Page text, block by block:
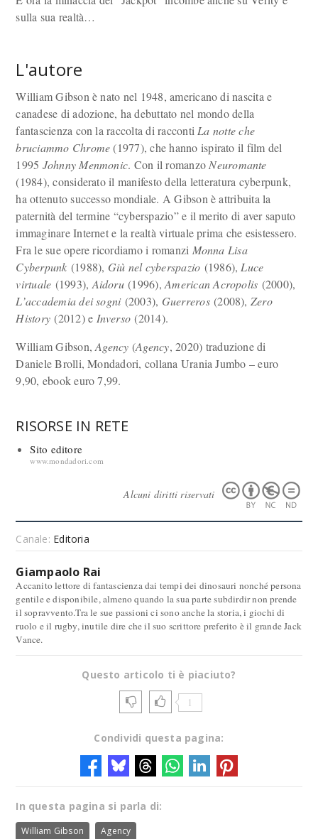
sulla sua realtà…
L'autore
William Gibson è nato nel 1948, americano di nascita e
canadese di adozione, ha debuttato nel mondo della
fantascienza con la raccolta di racconti La notte che
bruciammo Chrome(1977), che hanno ispirato il film del
1995 Johnny Menmonic. Con il romanzo Neuromante
(1984), considerato il manifesto della letteratura cyberpunk,
ha ottenuto successo mondiale. A Gibson è attribuita la
paternità del termine “cyberspazio” e il merito di aver saputo
immaginare Internet e la realtà virtuale prima che esistessero.
Fra le sue opere ricordiamo i romanzi Monna Lisa
Cyberpunk (1988), Giù nel cyberspazio (1986), Luce
virtuale (1993), Aidoru(1996),American Acropolis (2000),
L’accademia dei sogni(2003), Guerreros(2008), Zero
History (2012) e Inverso (2014).
William Gibson,Agency (Agency, 2020) traduzione di
Daniele Brolli, Mondadori, collana Urania Jumbo – euro
9,90, ebook euro 7,99.
RISORSE IN RETE
Sito editore
www.mondadori.com
Alcuni diritti riservati
Canale: Editoria
Giampaolo Rai
Accanito lettore di fantascienza dai tempi dei dinosauri nonché persona
gentile e disponibile, almeno quando la sua parte subdirdir non prende
il sopravvento.Tra le sue passioni ci sono anche la storia, i giochi di
ruolo e il rugby, inutile dire che il suo scrittore preferito è il grande Jack
Vance.
Questo articolo ti è piaciuto?
1
Condividi questa pagina:
In questa pagina si parla di:
William Gibson Agency